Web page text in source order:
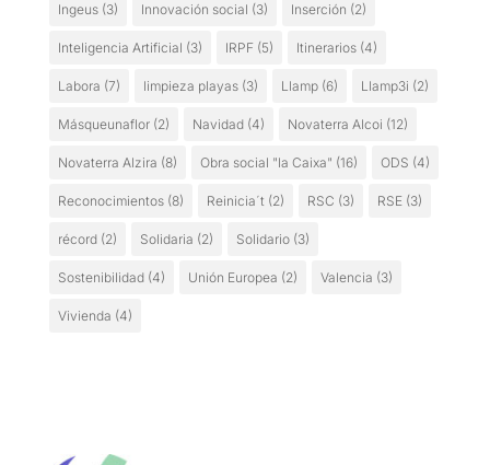
Ingeus(3) Innovación social (3) Inserción (2)
Inteligencia Artificial (3) IRPF(5) Itinerarios(4)
Labora (7) limpieza playas(3) Llamp(6) Llamp3i (2)
Másqueunaflor(2) Navidad(4) Novaterra Alcoi (12)
Novaterra Alzira (8) Obra social "la Caixa" (16) ODS (4)
Reconocimientos(8) Reinicia´t(2) RSC (3) RSE(3)
récord(2) Solidaria (2) Solidario(3)
Sostenibilidad(4) Unión Europea (2) Valencia (3)
Vivienda (4)